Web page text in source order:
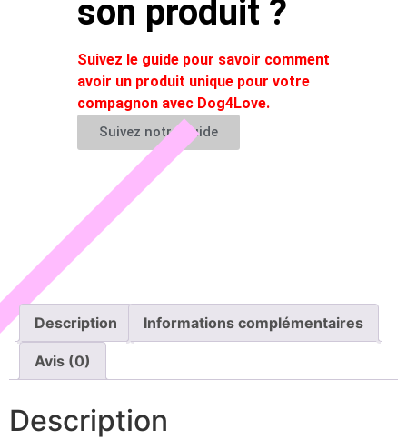
son produit ?
Suivez le guide pour savoir comment
avoir un produit unique pour votre
compagnon avec Dog4Love.
Suivez notre guide
Description Informations complémentaires
Avis (0)
Description